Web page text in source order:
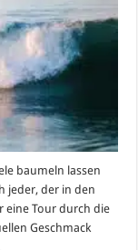
baumeln lassen
jeder, der in den
eine Tour durch die
Geschmack